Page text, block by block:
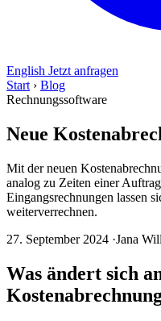
English Jetzt anfragen
Start › Blog
Rechnungssoftware
Neue
Mit der neuen
analog zu Zeiten einer
Eingangsrechnungen lassen
weiterverrechnen.
27. September 2024 ·Jana
Was ändert sich